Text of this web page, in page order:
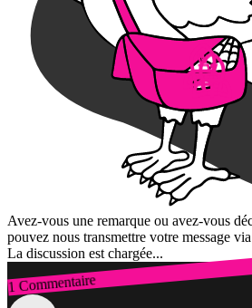
Avez-vous une remarque ou avez-vous
pouvez nous transmettre votre message
La discussion est chargée...
1 Commentaire
Connexion